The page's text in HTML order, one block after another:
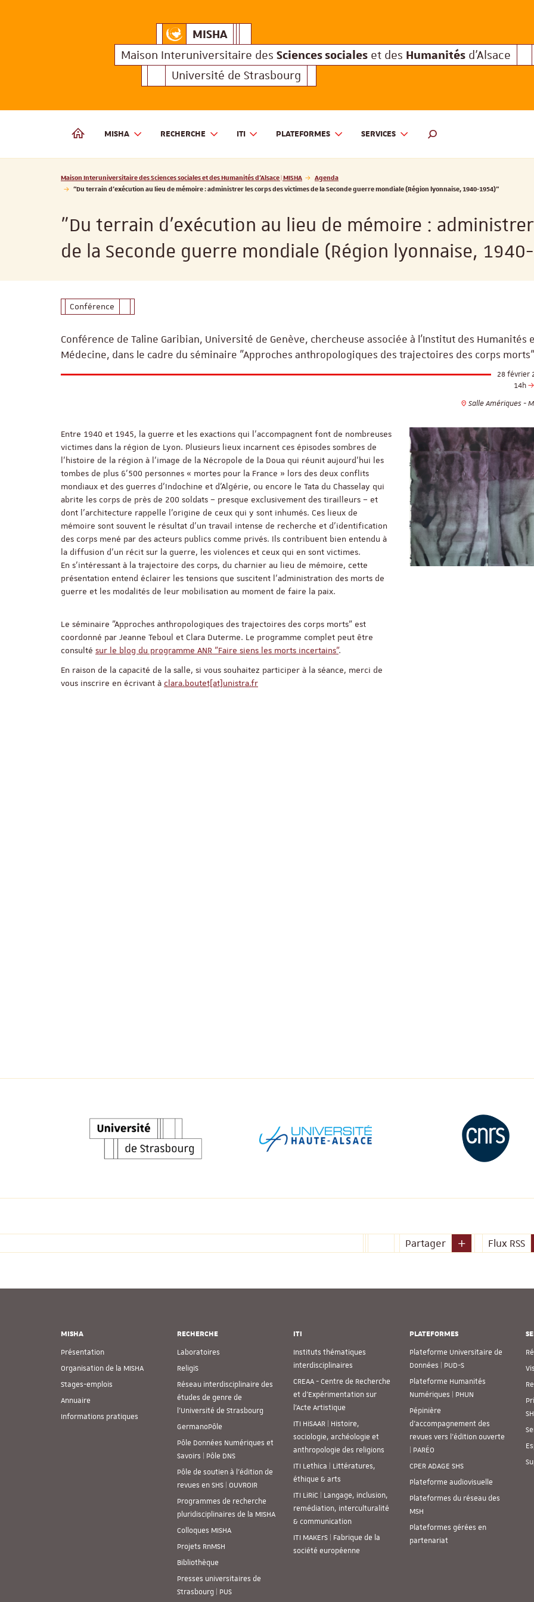
MISHAMaison Interuniversitaire des
Maison Interuniversitaire des Sciences sociales et des Humanités d'Alsace
Université de Strasbourg
MAISON INTERUNIVERSITAIRE DES SCIENCES SOCIALES ET DES HUMANITÉS D'ALSACE | MISHA
MISHA RECHERCHE ITI PLATEFORMES SERVICES
MOTEUR DE RECHERCHE
Maison Interuniversitaire des
Vous êtes ici :
Maison Interuniversitaire des Sciences sociales et des Humanités d'Alsace | MISHA
Agenda
"Du terrain d’exécution au lieu de mémoire : administrer les corps des victimes de la Seconde guerre mondiale (Région lyonnaise, 1940-1954)"
"Du terrain d’exécution au lieu de mémoire :
de la Seconde guerre mondiale (Région lyonnaise,
Conférence
Conférence de Taline Garibian, Université de Genève, chercheuse associée à l'Institut des Humanités
Médecine, dans le cadre du séminaire "Approches anthropologiques des trajectoires des corps morts"
28 février
14h
Salle Amériques -
Entre 1940 et 1945, la guerre et les exactions qui l’accompagnent font de nombreuses
victimes dans la région de Lyon. Plusieurs lieux incarnent ces épisodes sombres de
l’histoire de la région à l’image de la Nécropole de la Doua qui réunit aujourd’hui les
tombes de plus 6’500 personnes « mortes pour la France » lors des deux conflits
mondiaux et des guerres d’Indochine et d’Algérie, ou encore le Tata du Chasselay qui
abrite les corps de près de 200 soldats – presque exclusivement des tirailleurs – et
dont l’architecture rappelle l’origine de ceux qui y sont inhumés. Ces lieux de
mémoire sont souvent le résultat d’un travail intense de recherche et d’identification
des corps mené par des acteurs publics comme privés. Ils contribuent bien entendu à
la diffusion d’un récit sur la guerre, les violences et ceux qui en sont victimes.
En s’intéressant à la trajectoire des corps, du charnier au lieu de mémoire, cette
présentation entend éclairer les tensions que suscitent l’administration des morts de
guerre et les modalités de leur mobilisation au moment de faire la paix.
Le séminaire "Approches anthropologiques des trajectoires des corps morts" est
coordonné par Jeanne Teboul et Clara Duterme. Le programme complet peut être
consulté sur le blog du programme ANR "Faire siens les morts incertains".
En raison de la capacité de la salle, si vous souhaitez participer à la séance, merci de
vous inscrire en écrivant à clara.boutet[at]unistra.fr
ReligiS Financement
Partager Flux RSS
MISHA
Présentation
Organisation de la MISHA
Stages-emplois
Annuaire
Informations pratiques
RECHERCHE
Laboratoires
ReligiS
Réseau interdisciplinaire des
études de genre de
l’Université de Strasbourg
GermanoPôle
Pôle Données Numériques et
Savoirs | Pôle DNS
Pôle de soutien à l’édition de
revues en SHS | OUVROIR
Programmes de recherche
pluridisciplinaires de la MISHA
Colloques MISHA
Projets RnMSH
Bibliothèque
Presses universitaires de
Strasbourg | PUS
ITI
Instituts thématiques
interdisciplinaires
CREAA - Centre de Recherche
et d’Expérimentation sur
l’Acte Artistique
ITI HiSAAR | Histoire,
sociologie, archéologie et
anthropologie des religions
ITI Lethica | Littératures,
éthique & arts
ITI LiRiC | Langage, inclusion,
remédiation, interculturalité
& communication
ITI MAKErS | Fabrique de la
société européenne
PLATEFORMES
Plateforme Universitaire de
Données | PUD-S
Plateforme Humanités
Numériques | PHUN
Pépinière
d’accompagnement des
revues vers l’édition ouverte
| PARÉO
CPER ADAGE SHS
Plateforme audiovisuelle
Plateformes du réseau des
MSH
Plateformes gérées en
partenariat